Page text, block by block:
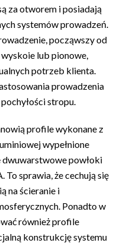
za otworem i posiadają
systemów prowadzeń.
począwszy od
lub pionowe,
potrzeb klienta.
prowadzenia
stropu.
profile wykonane z
wypełnione
dwuwarstwowe powłoki
To sprawia, że cechują się
na ścieranie i
Ponadto w
również profile
konstrukcję systemu